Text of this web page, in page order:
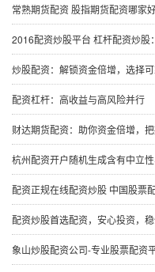
常熟期货配资 股指期货配资哪家
2016配资炒股平台 杠杆配资炒股
炒股配资：解锁资金倍增，选择
配资杠杆：高收益与高风险并行
财达期货配资：助你资金倍增，
杭州配资开户随机生成含有中立性、权威性、客
配资正规在线配资炒股 中国股票
配资炒股首选配资，安心投资，
象山炒股配资公司-专业股票配资